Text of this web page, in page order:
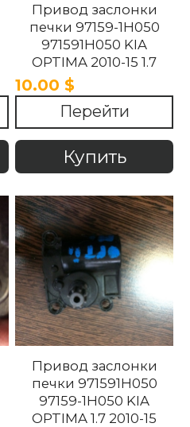
Привод заслонки
печки 97159-1H050
971591H050 KIA
OPTIMA 2010-15 1.7
10.00 $
Перейти
Купить
Привод заслонки
печки 971591H050
97159-1H050 KIA
OPTIMA 1.7 2010-15